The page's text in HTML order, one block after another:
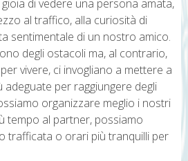
di vedere una persona amata,
al traffico, alla curiosità di
sentimentale di un nostro amico.
degli ostacoli ma, al contrario,
vivere, ci invogliano a mettere a
per raggiungere degli
organizzare meglio i nostri
tempo al partner, possiamo
trafficata o orari più tranquilli per